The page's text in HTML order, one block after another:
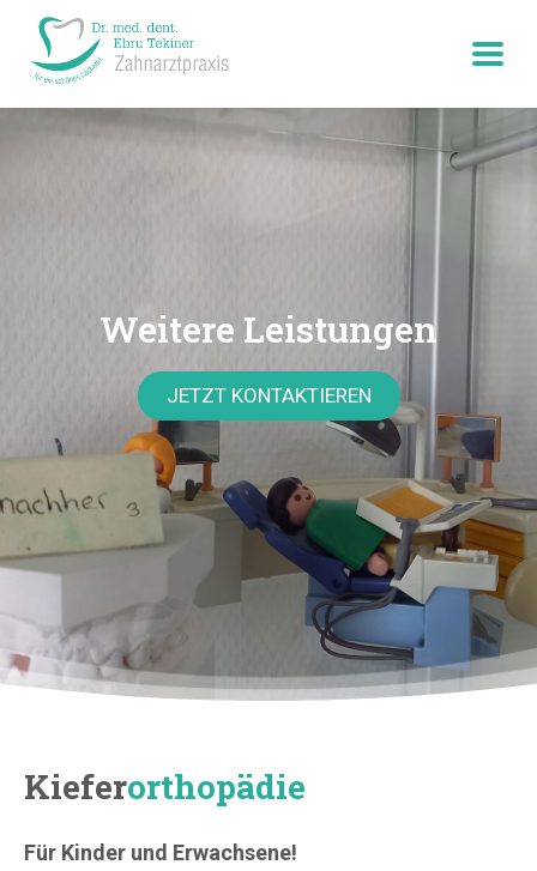
Weitere Leistungen
JETZT KONTAKTIEREN
Kieferorthopädie
Für Kinder und Erwachsene!